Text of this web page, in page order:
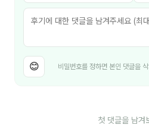
조은아
최지혜
😊 비밀번호를 정하면 본인 댓글을
첫 댓글을 남겨